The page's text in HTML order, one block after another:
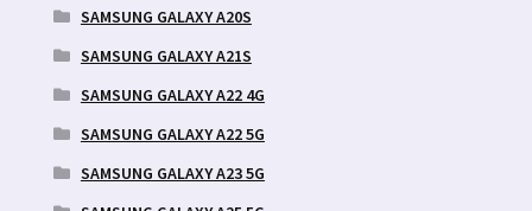
SAMSUNG GALAXY A20S
SAMSUNG GALAXY A21S
SAMSUNG GALAXY A22 4G
SAMSUNG GALAXY A22 5G
SAMSUNG GALAXY A23 5G